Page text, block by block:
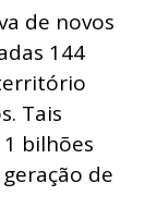
de novos
144
Tais
bilhões
de